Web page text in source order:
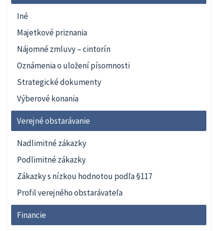
Iné
Majetkové priznania
Nájomné zmluvy – cintorín
Oznámenia o uložení písomnosti
Strategické dokumenty
Výberové konania
Verejné obstarávanie
Nadlimitné zákazky
Podlimitné zákazky
Zákazky s nízkou hodnotou podľa §117
Profil verejného obstarávateľa
Financie